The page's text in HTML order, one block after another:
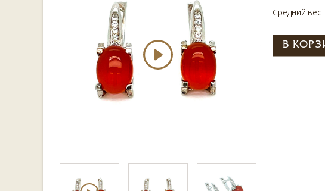
Средний вес :